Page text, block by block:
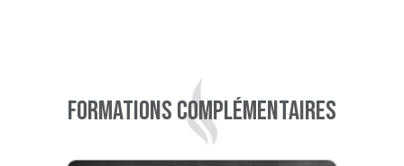
Formations complémentaires